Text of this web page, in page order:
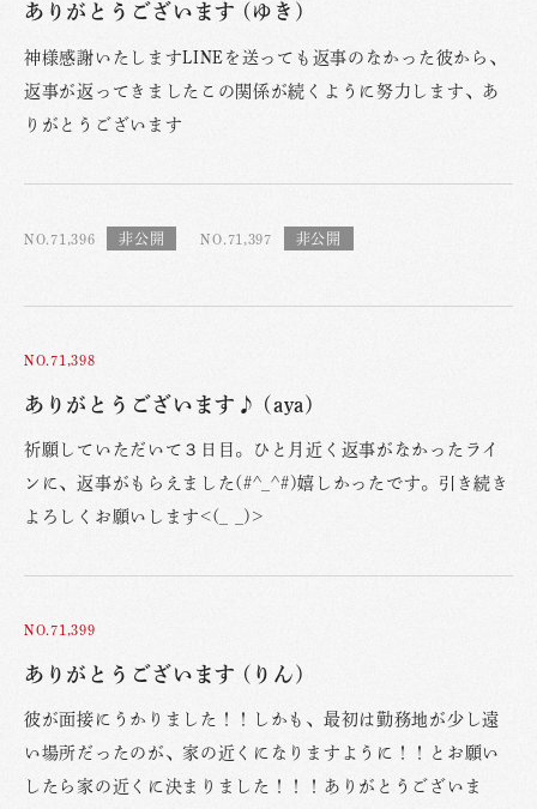
ありがとうございます (ゆき)
神様感謝いたしますLINEを送っても返事のなかった彼から、
返事が返ってきましたこの関係が続くように努力します、あ
りがとうございます
NO.71,396 NO.71,397
NO.71,398
ありがとうございます♪ (aya)
祈願していただいて３日目。ひと月近く返事がなかったライ
ンに、返事がもらえました(#^_^#)嬉しかったです。引き続き
よろしくお願いします<(_ _)>
NO.71,399
ありがとうございます (りん)
彼が面接にうかりました！！しかも、最初は勤務地が少し遠
い場所だったのが、家の近くになりますように！！とお願い
したら家の近くに決まりました！！！ありがとうございま